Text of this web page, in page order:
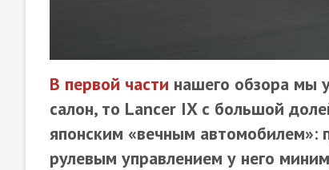
В первой части нашего обзора мы
салон, то Lancer IX с большой
японским «вечным автомобилем»:
рулевым управлением у него